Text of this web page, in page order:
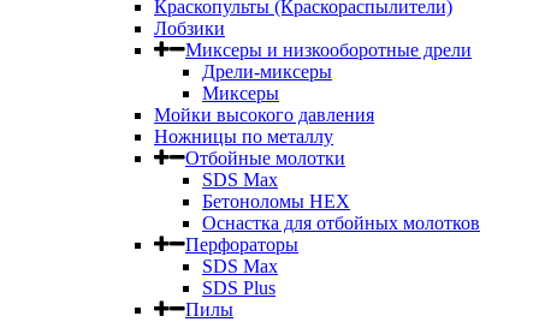
Краскопульты (Краскораспылители)
Лобзики
Миксеры и низкооборотные дрели
Дрели-миксеры
Миксеры
Мойки высокого давления
Ножницы по металлу
Отбойные молотки
SDS Max
Бетоноломы HEX
Оснастка для отбойных молотков
Перфораторы
SDS Max
SDS Plus
Пилы